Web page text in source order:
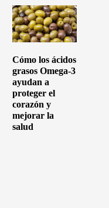
Cómo los ácidos
grasos Omega-3
ayudan a
proteger el
corazón y
mejorar la
salud